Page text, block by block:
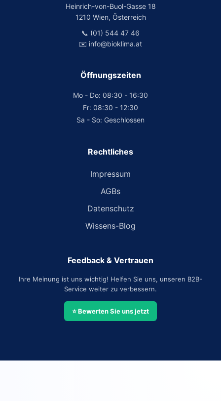
Heinrich-von-Buol-Gasse 18
1210 Wien, Österreich
📞 (01) 544 47 46
✉️ info@bioklima.at
Öffnungszeiten
Mo - Do: 08:30 - 16:30
Fr: 08:30 - 12:30
Sa - So: Geschlossen
Rechtliches
Impressum
AGBs
Datenschutz
Wissens-Blog
Feedback & Vertrauen
Ihre Meinung ist uns wichtig! Helfen Sie uns, unseren B2B-
Service weiter zu verbessern.
⭐ Bewerten Sie uns jetzt